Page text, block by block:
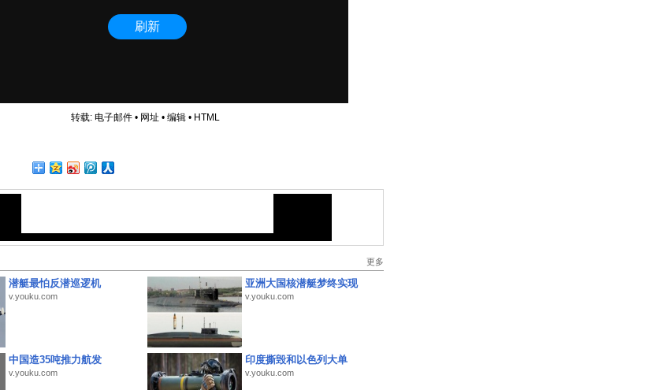
转载: 电子邮件• 网址 • 编辑• HTML
更多
潜艇最怕反潜巡逻机
v.youku.com
亚洲大国核潜艇梦终实现
v.youku.com
中国造35吨推力航发
v.youku.com
印度撕毁和以色列大单
v.youku.com